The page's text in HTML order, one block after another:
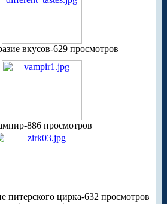
вкусов-629 просмотров
886 просмотров
питерского цирка-632 просмотров